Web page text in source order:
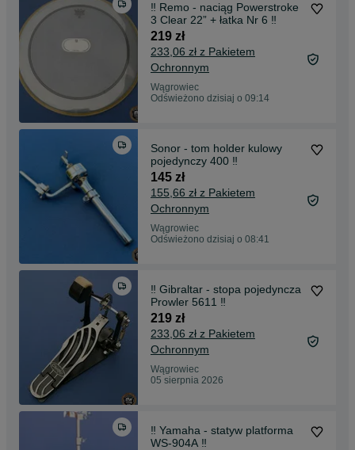
‼️ Remo - naciąg Powerstroke
3 Clear 22” + łatka Nr 6 ‼️
219 zł
233,06 zł z Pakietem
Ochronnym
Wągrowiec
Odświeżono dzisiaj o 09:14
Sonor - tom holder kulowy
pojedynczy 400 ‼️
145 zł
155,66 zł z Pakietem
Ochronnym
Wągrowiec
Odświeżono dzisiaj o 08:41
‼️ Gibraltar - stopa pojedyncza
Prowler 5611 ‼️
219 zł
233,06 zł z Pakietem
Ochronnym
Wągrowiec
05 sierpnia 2026
‼️ Yamaha - statyw platforma
WS-904A ‼️